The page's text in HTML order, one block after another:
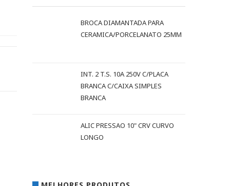
BROCA DIAMANTADA PARA
CERAMICA/PORCELANATO 25MM
INT. 2 T.S. 10A 250V C/PLACA
BRANCA C/CAIXA SIMPLES
BRANCA
ALIC PRESSAO 10" CRV CURVO
LONGO